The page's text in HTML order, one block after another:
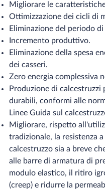
Migliorare le
Ottimizzazione dei cicli di
Eliminazione del periodo
Incremento produttivo.
Eliminazione della spesa
dei casseri.
Zero energia complessiva
Produzione di
durabili, conformi alle
Linee Guida sul
Migliorare, rispetto
tradizionale, la resistenza
calcestruzzo sia a breve
alle barre di armatura di
modulo elastico, il ritiro
(creep) e ridurre la